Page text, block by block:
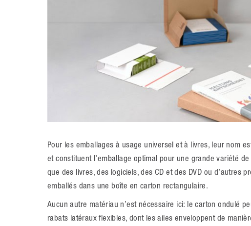
Pour les emballages à usage universel et à livres, leur nom
et constituent l’emballage optimal pour une grande variété
que des livres, des logiciels, des CD et des DVD ou d’autres
emballés dans une boîte en carton rectangulaire.
Aucun autre matériau n’est nécessaire ici: le carton ondulé
rabats latéraux flexibles, dont les ailes enveloppent de